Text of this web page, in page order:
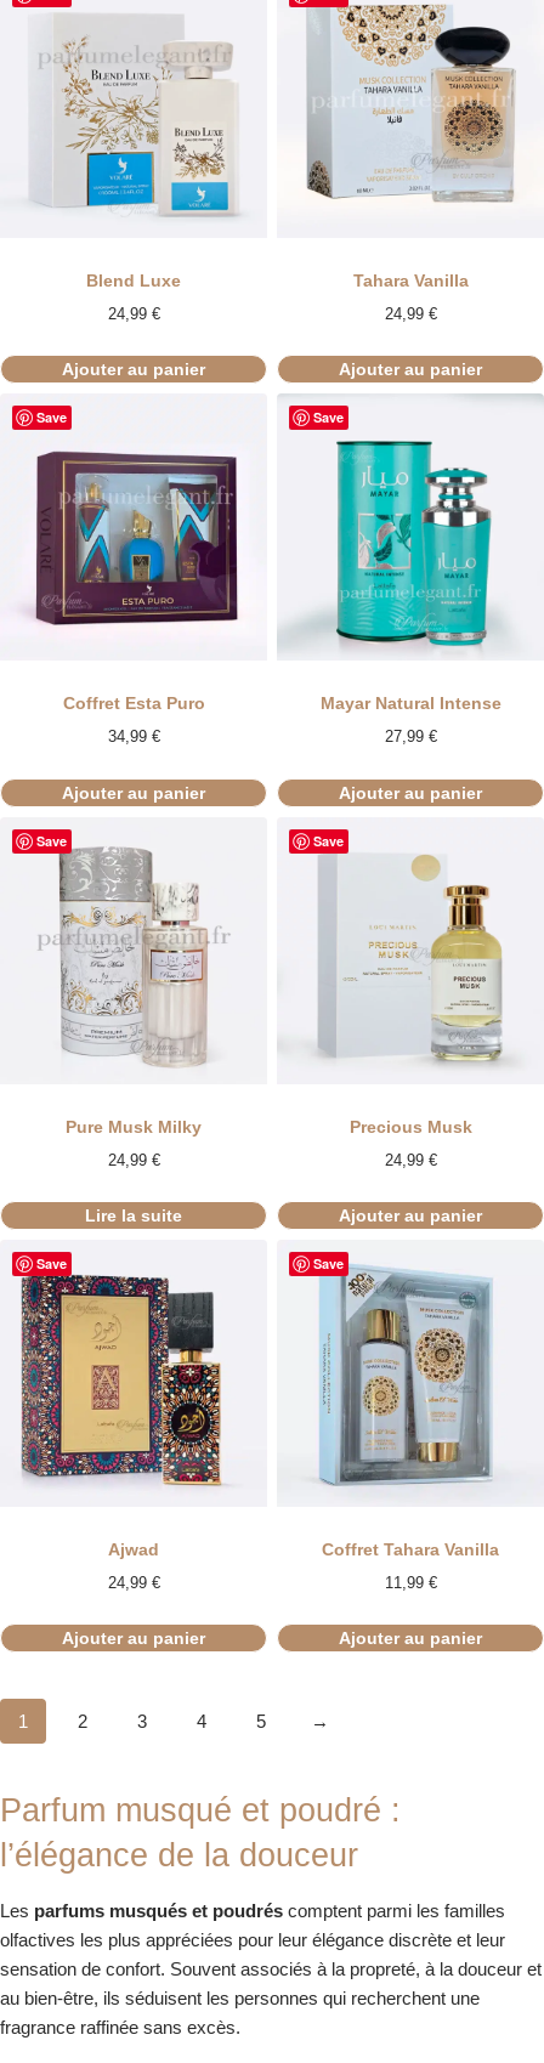
Blend Luxe
24,99 €
Ajouter au panier
Tahara Vanilla
24,99 €
Ajouter au panier
Save
Coffret Esta Puro
34,99 €
Ajouter au panier
Save
Mayar Natural Intense
27,99 €
Ajouter au panier
Save
Pure Musk Milky
24,99 €
Lire la suite
Save
Precious Musk
24,99 €
Ajouter au panier
Save
Ajwad
24,99 €
Ajouter au panier
Save
Coffret Tahara Vanilla
11,99 €
Ajouter au panier
1 2 3 4 5 →
Parfum musqué et poudré :
l’élégance de la douceur
Les parfums musqués et poudrés comptent parmi les familles
olfactives les plus appréciées pour leur élégance discrète et leur
sensation de confort. Souvent associés à la propreté, à la douceur et
au bien-être, ils séduisent les personnes qui recherchent une
fragrance raffinée sans excès.